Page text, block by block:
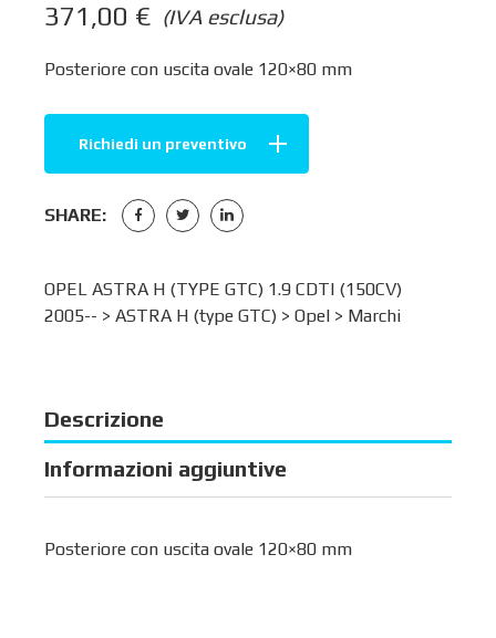
(IVA esclusa)
371,00 €
Posteriore con uscita ovale 120×80 mm
Richiedi un preventivo
SHARE:
OPEL ASTRA H (TYPE GTC) 1.9 CDTI (150CV)
2005-- > ASTRA H (type GTC) > Opel > Marchi
Descrizione
Informazioni aggiuntive
Posteriore con uscita ovale 120×80 mm